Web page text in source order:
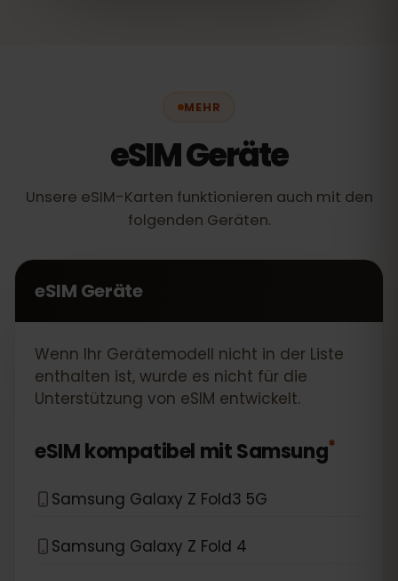
MEHR
eSIM Geräte
Unsere eSIM-Karten funktionieren auch mit den
folgenden Geräten.
eSIM Geräte
Wenn Ihr Gerätemodell nicht in der Liste
enthalten ist, wurde es nicht für die
Unterstützung von eSIM entwickelt.
eSIM kompatibel mitSamsung*
Samsung Galaxy Z Fold3 5G
Samsung Galaxy Z Fold 4